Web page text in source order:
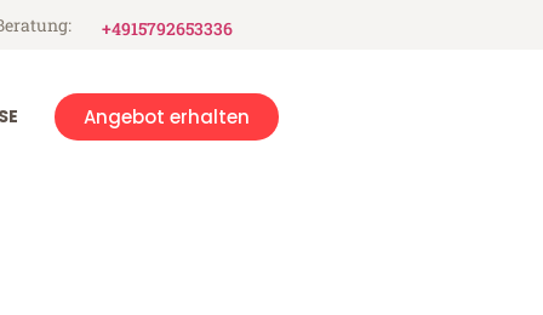
+4915792653336
Angebot erhalten